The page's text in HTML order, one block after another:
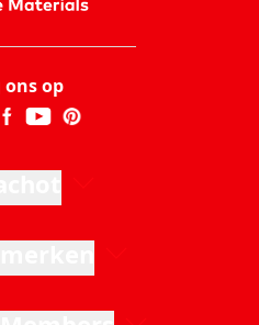
ons op